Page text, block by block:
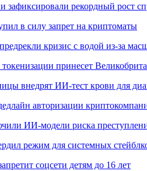
зафиксировали рекордный рост
в силу запрет на криптоматы
кризис с водой из-за
принесет
внедрят ИИ-тест крови для
авторизации
ИИ-модели риска
режим для системных
соцсети детям до 16 лет